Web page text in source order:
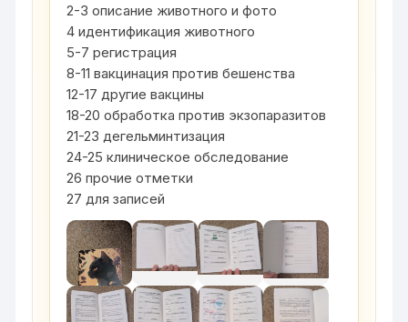
2-3 описание животного и фото
4 идентификация животного
5-7 регистрация
8-11 вакцинация против бешенства
12-17 другие вакцины
18-20 обработка против экзопаразитов
21-23 дегельминтизация
24-25 клиническое обследование
26 прочие отметки
27 для записей